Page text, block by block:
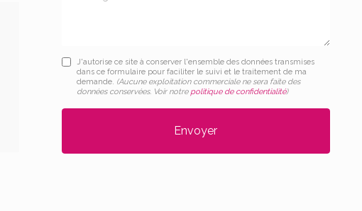
J'autorise ce site à conserver l'ensemble des données transmises
dans ce formulaire pour faciliter le suivi et le traitement de ma
demande. (Aucune exploitation commerciale ne sera faite des
données conservées. Voir notre politique de confidentialité)